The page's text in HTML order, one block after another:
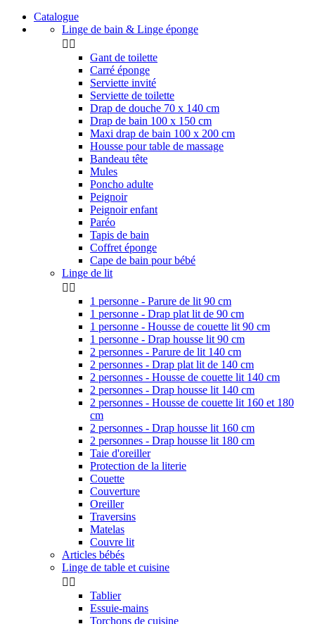
Catalogue
Linge de bain & Linge éponge
 
Gant de toilette
Carré éponge
Serviette invité
Serviette de toilette
Drap de douche 70 x 140 cm
Drap de bain 100 x 150 cm
Maxi drap de bain 100 x 200 cm
Housse pour table de massage
Bandeau tête
Mules
Poncho adulte
Peignoir
Peignoir enfant
Paréo
Tapis de bain
Coffret éponge
Cape de bain pour bébé
Linge de lit
 
1 personne - Parure de lit 90 cm
1 personne - Drap plat lit de 90 cm
1 personne - Housse de couette lit 90 cm
1 personne - Drap housse lit 90 cm
2 personnes - Parure de lit 140 cm
2 personnes - Drap plat lit de 140 cm
2 personnes - Housse de couette lit 140 cm
2 personnes - Drap housse lit 140 cm
2 personnes - Housse de couette lit 160 et 180
cm
2 personnes - Drap housse lit 160 cm
2 personnes - Drap housse lit 180 cm
Taie d'oreiller
Protection de la literie
Couette
Couverture
Oreiller
Traversins
Matelas
Couvre lit
Articles bébés
Linge de table et cuisine
 
Tablier
Essuie-mains
Torchons de cuisine